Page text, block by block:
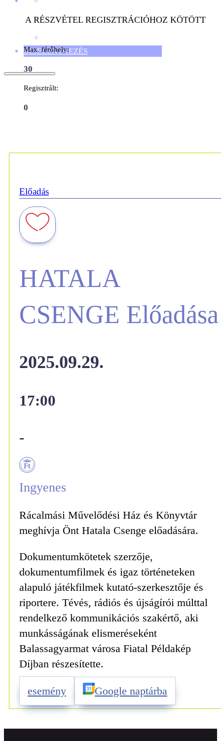
BEJELENTKEZÉS
A RÉSZVÉTEL REGISZTRÁCIÓHOZ KÖTÖTT
Max. férőhely:
30
Regisztrált:
0
Előadás
HATALA
CSENGE Előadása
2025.09.29.
17:00
-
Ingyenes
Rácalmási Művelődési Ház és Könyvtár
meghívja Önt Hatala Csenge előadására.
Dokumentumkötetek szerzője,
dokumentumfilmek és igaz történeteken
alapuló játékfilmek kutató-szerkesztője és
riportere. Tévés, rádiós és újságírói múlttal
rendelkező kommunikációs szakértő, aki
munkásságának elismeréseként
Balassagyarmat városa Fiatal Példakép
Díjban részesítette.
esemény Google naptárba